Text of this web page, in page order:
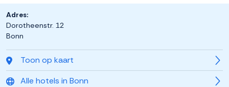
Toon op kaart
Alle hotels in Bonn
Adres:
Dorotheenstr. 12
Bonn